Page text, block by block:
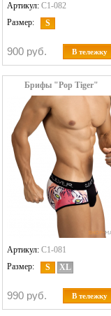
Артикул: C1-082
Размер:
S
В тележку
900 руб.
Брифы "Pop Tiger"
Артикул: C1-081
Размер:
S XL
В тележку
990 руб.